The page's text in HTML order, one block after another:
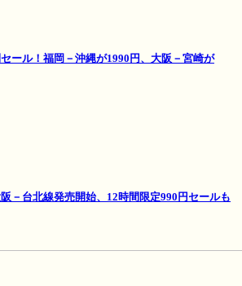
セール！福岡－沖縄が1990円、大阪－宮崎が
阪－台北線発売開始、12時間限定990円セールも